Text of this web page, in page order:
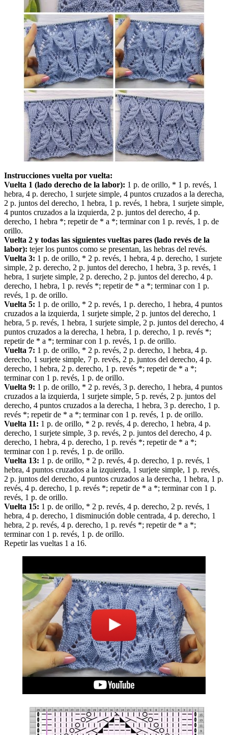
Instrucciones vuelta por vuelta:
Vuelta 1 (lado derecho de la labor): 1 p. de orillo, * 1 p. revés, 1
hebra, 4 p. derecho, 1 surjete simple, 4 puntos cruzados a la derecha,
2 p. juntos del derecho, 1 hebra, 1 p. revés, 1 hebra, 1 surjete simple,
4 puntos cruzados a la izquierda, 2 p. juntos del derecho, 4 p.
derecho, 1 hebra *; repetir de * a *; terminar con 1 p. revés, 1 p. de
orillo.
Vuelta 2 y todas las siguientes vueltas pares (lado revés de la
labor): tejer los puntos como se presentan, las hebras del revés.
Vuelta 3: 1 p. de orillo, * 2 p. revés, 1 hebra, 4 p. derecho, 1 surjete
simple, 2 p. derecho, 2 p. juntos del derecho, 1 hebra, 3 p. revés, 1
hebra, 1 surjete simple, 2 p. derecho, 2 p. juntos del derecho, 4 p.
derecho, 1 hebra, 1 p. revés *; repetir de * a *; terminar con 1 p.
revés, 1 p. de orillo.
Vuelta 5: 1 p. de orillo, * 2 p. revés, 1 p. derecho, 1 hebra, 4 puntos
cruzados a la izquierda, 1 surjete simple, 2 p. juntos del derecho, 1
hebra, 5 p. revés, 1 hebra, 1 surjete simple, 2 p. juntos del derecho, 4
puntos cruzados a la derecha, 1 hebra, 1 p. derecho, 1 p. revés *;
repetir de * a *; terminar con 1 p. revés, 1 p. de orillo.
Vuelta 7: 1 p. de orillo, * 2 p. revés, 2 p. derecho, 1 hebra, 4 p.
derecho, 1 surjete simple, 7 p. revés, 2 p. juntos del derecho, 4 p.
derecho, 1 hebra, 2 p. derecho, 1 p. revés *; repetir de * a *;
terminar con 1 p. revés, 1 p. de orillo.
Vuelta 9: 1 p. de orillo, * 2 p. revés, 3 p. derecho, 1 hebra, 4 puntos
cruzados a la izquierda, 1 surjete simple, 5 p. revés, 2 p. juntos del
derecho, 4 puntos cruzados a la derecha, 1 hebra, 3 p. derecho, 1 p.
revés *; repetir de * a *; terminar con 1 p. revés, 1 p. de orillo.
Vuelta 11: 1 p. de orillo, * 2 p. revés, 4 p. derecho, 1 hebra, 4 p.
derecho, 1 surjete simple, 3 p. revés, 2 p. juntos del derecho, 4 p.
derecho, 1 hebra, 4 p. derecho, 1 p. revés *; repetir de * a *;
terminar con 1 p. revés, 1 p. de orillo.
Vuelta 13: 1 p. de orillo, * 2 p. revés, 4 p. derecho, 1 p. revés, 1
hebra, 4 puntos cruzados a la izquierda, 1 surjete simple, 1 p. revés,
2 p. juntos del derecho, 4 puntos cruzados a la derecha, 1 hebra, 1 p.
revés, 4 p. derecho, 1 p. revés *; repetir de * a *; terminar con 1 p.
revés, 1 p. de orillo.
Vuelta 15: 1 p. de orillo, * 2 p. revés, 4 p. derecho, 2 p. revés, 1
hebra, 4 p. derecho, 1 disminución doble centrada, 4 p. derecho, 1
hebra, 2 p. revés, 4 p. derecho, 1 p. revés *; repetir de * a *;
terminar con 1 p. revés, 1 p. de orillo.
Repetir las vueltas 1 a 16.